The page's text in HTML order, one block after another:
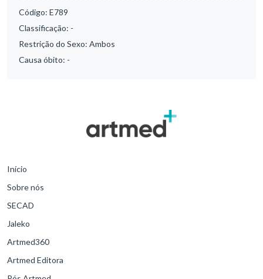
Código: E789
Classificação: -
Restrição do Sexo: Ambos
Causa óbito: -
Início
Sobre nós
SECAD
Jaleko
Artmed360
Artmed Editora